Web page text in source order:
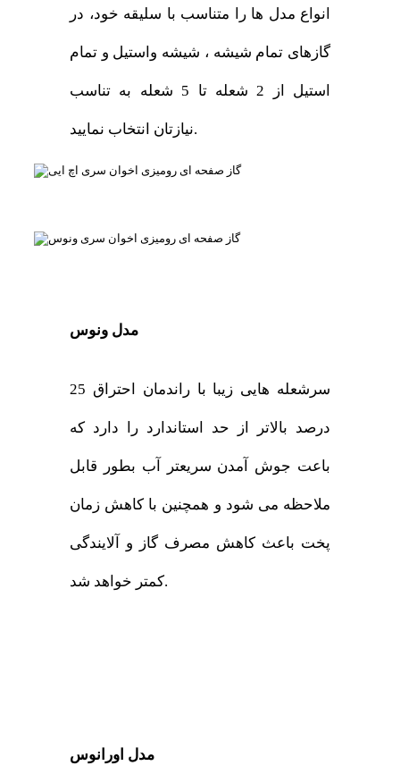
انواع مدل ها را متناسب با سلیقه خود، در
گازهای تمام شیشه ، شیشه واستیل و تمام
استیل از 2 شعله تا 5 شعله به تناسب
نیازتان انتخاب نمایید.
مدل ونوس
سرشعله هایی زیبا با راندمان احتراق 25
درصد بالاتر از حد استاندارد را دارد که
باعت جوش آمدن سریعتر آب بطور قابل
ملاحظه می شود و همچنین با کاهش زمان
پخت باعث کاهش مصرف گاز و آلایندگی
کمتر خواهد شد.
مدل اورانوس